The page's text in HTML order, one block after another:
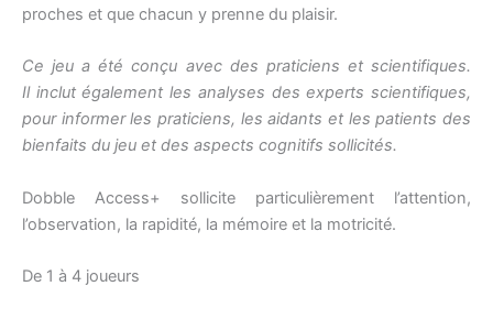
proches et que chacun y prenne du plaisir.
Ce jeu a été conçu avec des praticiens et scientifiques.
Il inclut également les analyses des experts scientifiques,
pour informer les praticiens, les aidants et les patients des
bienfaits du jeu et des aspects cognitifs sollicités.
Dobble Access+ sollicite particulièrement l’attention,
l’observation, la rapidité, la mémoire et la motricité.
De 1 à 4 joueurs